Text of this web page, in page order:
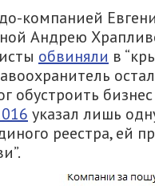
компанией
Андрею
обвиняли в
обустроить
указал лишь
реестра, ей